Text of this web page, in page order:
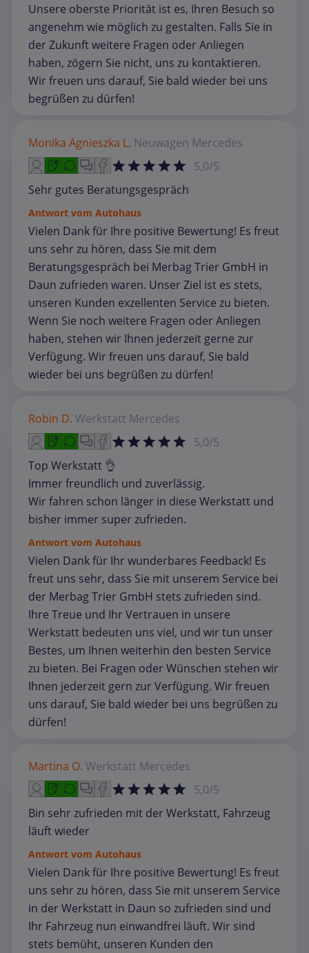
Unsere oberste Priorität ist es, Ihren Besuch so
angenehm wie möglich zu gestalten. Falls Sie in
der Zukunft weitere Fragen oder Anliegen
haben, zögern Sie nicht, uns zu kontaktieren.
Wir freuen uns darauf, Sie bald wieder bei uns
begrüßen zu dürfen!
Monika Agnieszka L. Neuwagen Mercedes
5,0/5
Sehr gutes Beratungsgespräch
Antwort vom Autohaus
Vielen Dank für Ihre positive Bewertung! Es freut
uns sehr zu hören, dass Sie mit dem
Beratungsgespräch bei Merbag Trier GmbH in
Daun zufrieden waren. Unser Ziel ist es stets,
unseren Kunden exzellenten Service zu bieten.
Wenn Sie noch weitere Fragen oder Anliegen
haben, stehen wir Ihnen jederzeit gerne zur
Verfügung. Wir freuen uns darauf, Sie bald
wieder bei uns begrüßen zu dürfen!
Robin D. Werkstatt Mercedes
5,0/5
Top Werkstatt 👌
Immer freundlich und zuverlässig.
Wir fahren schon länger in diese Werkstatt und
bisher immer super zufrieden.
Antwort vom Autohaus
Vielen Dank für Ihr wunderbares Feedback! Es
freut uns sehr, dass Sie mit unserem Service bei
der Merbag Trier GmbH stets zufrieden sind.
Ihre Treue und Ihr Vertrauen in unsere
Werkstatt bedeuten uns viel, und wir tun unser
Bestes, um Ihnen weiterhin den besten Service
zu bieten. Bei Fragen oder Wünschen stehen wir
Ihnen jederzeit gern zur Verfügung. Wir freuen
uns darauf, Sie bald wieder bei uns begrüßen zu
dürfen!
Martina O. Werkstatt Mercedes
5,0/5
Bin sehr zufrieden mit der Werkstatt, Fahrzeug
läuft wieder
Antwort vom Autohaus
Vielen Dank für Ihre positive Bewertung! Es freut
uns sehr zu hören, dass Sie mit unserem Service
in der Werkstatt in Daun so zufrieden sind und
Ihr Fahrzeug nun einwandfrei läuft. Wir sind
stets bemüht, unseren Kunden den